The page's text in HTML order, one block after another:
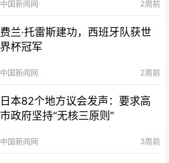
中国新闻网 2周前
费兰·托雷斯建功，西班牙队获世
界杯冠军
中国新闻网 2周前
日本82个地方议会发声：要求高
市政府坚持“无核三原则”
中国新闻网 3周前